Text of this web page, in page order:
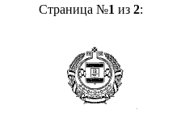
Страница №1 из 2: